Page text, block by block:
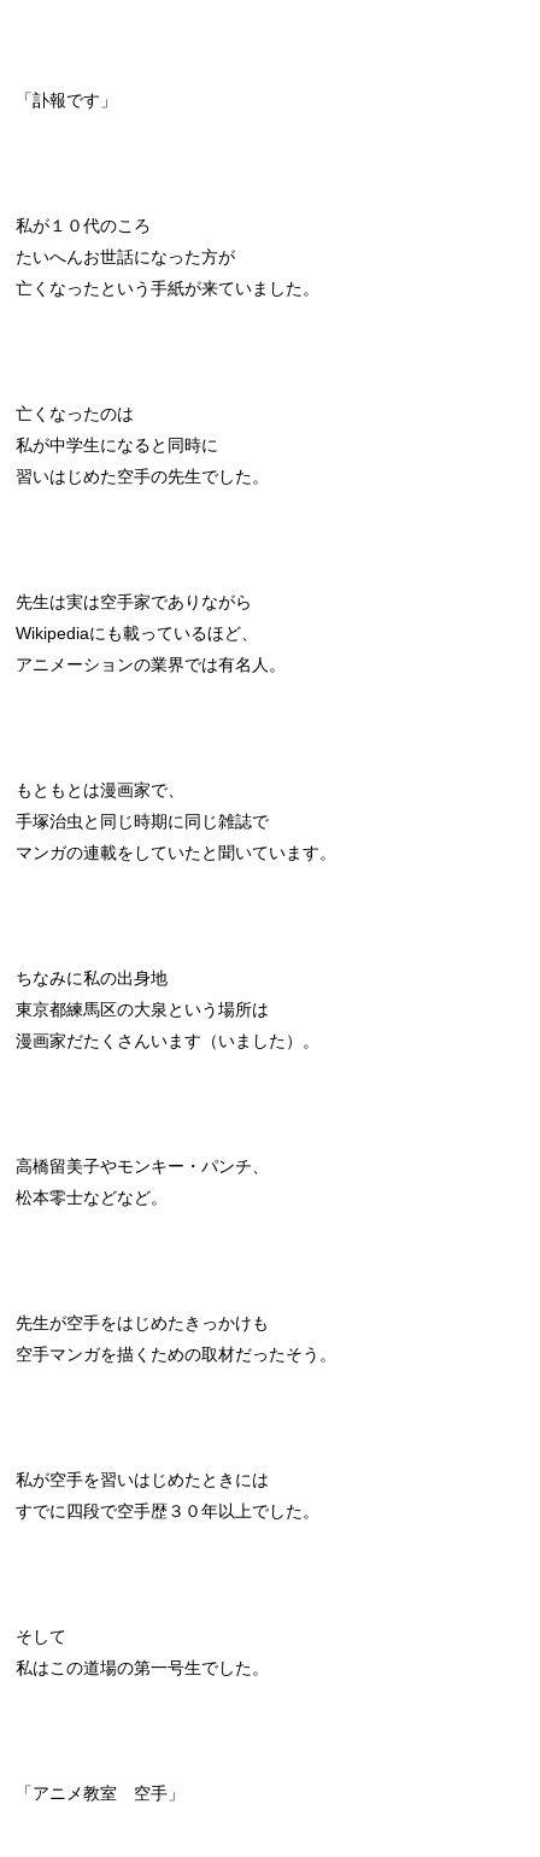
「訃報です」
私が１０代のころ
たいへんお世話になった方が
亡くなったという手紙が来ていました。
亡くなったのは
私が中学生になると同時に
習いはじめた空手の先生でした。
先生は実は空手家でありながら
Wikipediaにも載っているほど、
アニメーションの業界では有名人。
もともとは漫画家で、
手塚治虫と同じ時期に同じ雑誌で
マンガの連載をしていたと聞いています。
ちなみに私の出身地
東京都練馬区の大泉という場所は
漫画家だたくさんいます（いました）。
高橋留美子やモンキー・パンチ、
松本零士などなど。
先生が空手をはじめたきっかけも
空手マンガを描くための取材だったそう。
私が空手を習いはじめたときには
すでに四段で空手歴３０年以上でした。
そして
私はこの道場の第一号生でした。
「アニメ教室 空手」